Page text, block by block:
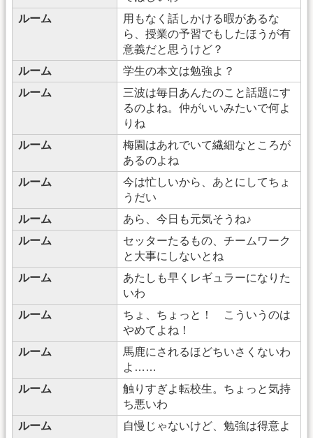
ルーム
用もなく話しかける暇があるな
ら、授業の予習でもしたほうが有
意義だと思うけど？
ルーム
学生の本文は勉強よ？
ルーム
三波は毎日あんたのこと話題にす
るのよね。仲がいいみたいで何よ
りね
ルーム
梅園はあれでいて繊細なところが
あるのよね
ルーム
今は忙しいから、あとにしてちょ
うだい
ルーム
あら、今日も元気そうね♪
ルーム
セッターたるもの、チームワーク
と大事にしないとね
ルーム
あたしも早くレギュラーになりた
いわ
ルーム
ちょ、ちょっと！ こういうのは
やめてよね！
ルーム
馬鹿にされるほどちいさくないわ
よ……
ルーム
触りすぎよ転校生。ちょっと気持
ち悪いわ
ルーム
自慢じゃないけど、勉強は得意よ